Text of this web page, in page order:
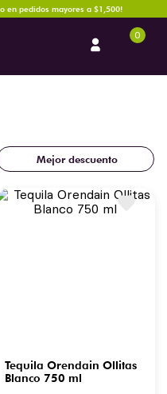
en pedidos mayores a $1,500!
0
Mejor descuento
Tequila Orendain Ollitas
Blanco 750 ml